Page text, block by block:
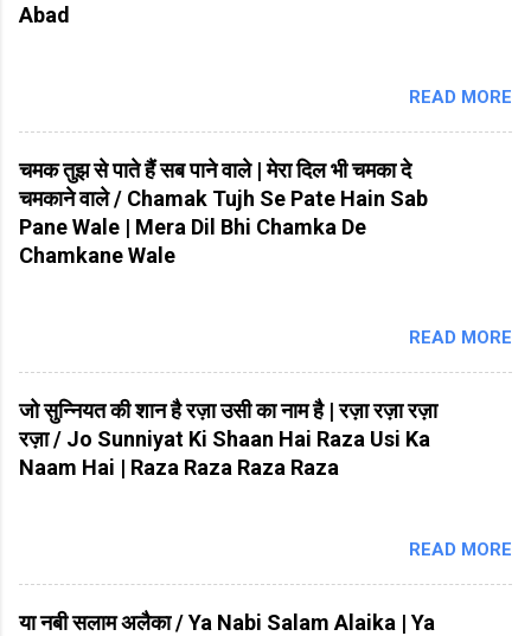
Abad
READ MORE
चमक तुझ से पाते हैं सब पाने वाले | मेरा दिल भी चमका दे
चमकाने वाले / Chamak Tujh Se Pate Hain Sab
Pane Wale | Mera Dil Bhi Chamka De
Chamkane Wale
READ MORE
जो सुन्नियत की शान है रज़ा उसी का नाम है | रज़ा रज़ा रज़ा
रज़ा / Jo Sunniyat Ki Shaan Hai Raza Usi Ka
Naam Hai | Raza Raza Raza Raza
READ MORE
या नबी सलाम अलैका / Ya Nabi Salam Alaika | Ya